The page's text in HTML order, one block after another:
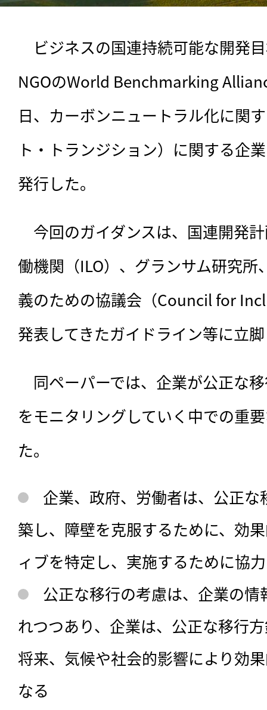
ビジネスの国連持続可能な開発
NGOのWorld Benchmarking
日、カーボンニュートラル化に関
ト・トランジション）に関する企
発行した。
今回のガイダンスは、 国連開発
働機関（ILO）、グランサム研究所
義のための協議会（Council for
発表してきたガイドライン等に立
同ペーパーでは、企業が公正な
をモニタリングしていく中での重
た。
企業、政府、労働者は、公正
築し、障壁を克服するために、効
ィブを特定し、実施するために協
公正な移行の考慮は、企業の
れつつあり、企業は、公正な移行
将来、気候や社会的影響により効
なる